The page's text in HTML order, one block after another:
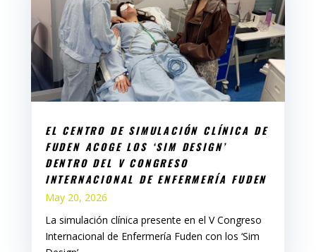
EL CENTRO DE SIMULACIÓN CLÍNICA DE
FUDEN ACOGE LOS ‘SIM DESIGN’
DENTRO DEL V CONGRESO
INTERNACIONAL DE ENFERMERÍA FUDEN
May 20, 2026
La simulación clínica presente en el V Congreso
Internacional de Enfermería Fuden con los ‘Sim